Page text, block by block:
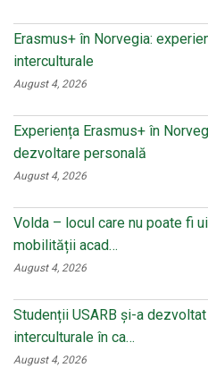
Erasmus+ în Norvegia:
interculturale
August 4, 2026
Experiența Erasmus+ în
dezvoltare personală
August 4, 2026
Volda – locul care nu poate fi
mobilității acad…
August 4, 2026
Studenții USARB și-a
interculturale în ca…
August 4, 2026